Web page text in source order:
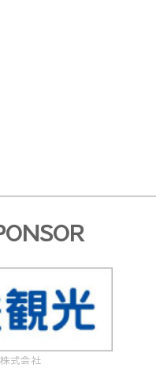
式会社